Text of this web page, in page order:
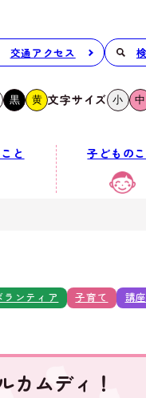
交通アクセス
黒 黄 文字サイズ 小 中
と 子どもの
ランティア 子育て 講
カムディ！